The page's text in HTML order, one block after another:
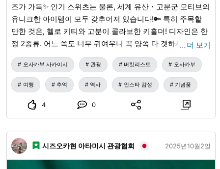
즈가 가득✨ 인기 스위츠는 물론, 세계 유산・고분군 모티브의
유니크한 아이템이 모두 갖추어져 있습니다!🔑 특히 주목할
만한 것은, 헬로 키티와 고분이 콜라보한 키홀더! 디자인은 한
정 2종류. 어느 쪽도 너무 귀여우니 꼭 양쪽 다 겟하세요! 🎨
아크릴 피규어 스탠드는, 실은 키홀더로도 사용할 수 있는
2WAY 사양입니다! 장식할 뿐만 아니라, 가방 등에 달아 함께
외출할 수 있어요♪ 📚 그 밖에도, 업무나 공부에 사용할 수 있
는 부전(付箋), 클립, 마스킹 테이프 등의 문구나, 휴대하기 편
리한 안경 닦는 천, 그리고 마그넷도 인기입니다! 실용적인 것
부터 컬렉션하고 싶어지는 것까지 갖추어져 있습니다😊 사카
이 기념품은 꼭 사카이역 관광 안내소에서!
… 더 보기
오사카부 사카이시 관광 버킷리스트 오사카부
여행 추억 역사 인스타 감성 기념품
4 0
시즈오카현 아타미시 관광협회 2025년10월2일